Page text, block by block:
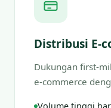
Distribusi E-
Dukungan first-
e-commerce